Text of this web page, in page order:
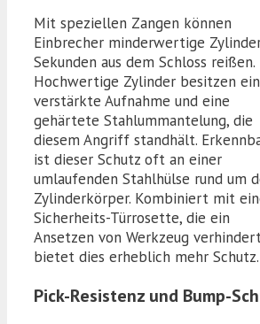
Mit speziellen Zangen können
Einbrecher minderwertige
Sekunden aus dem Schloss reißen.
Hochwertige Zylinder besitzen
verstärkte Aufnahme und eine
gehärtete Stahlummantelung, die
diesem Angriff standhält.
ist dieser Schutz oft an einer
umlaufenden Stahlhülse rund um
Zylinderkörper. Kombiniert mit
Sicherheits-Türrosette, die ein
Ansetzen von Werkzeug
bietet dies erheblich mehr Schutz.
Pick-Resistenz und Bump-